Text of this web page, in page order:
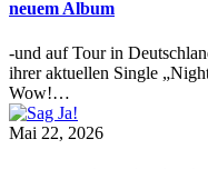
neuem Album
-und auf Tour in
ihrer aktuellen Single
Wow!…
Mai 22, 2026